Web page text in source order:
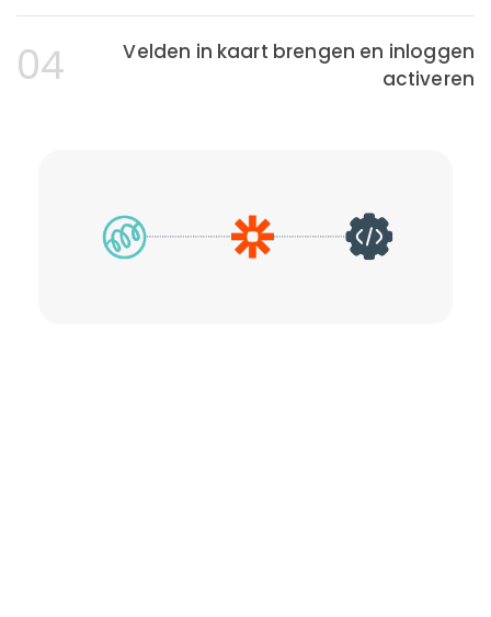
04
Velden in kaart brengen en inloggen
activeren